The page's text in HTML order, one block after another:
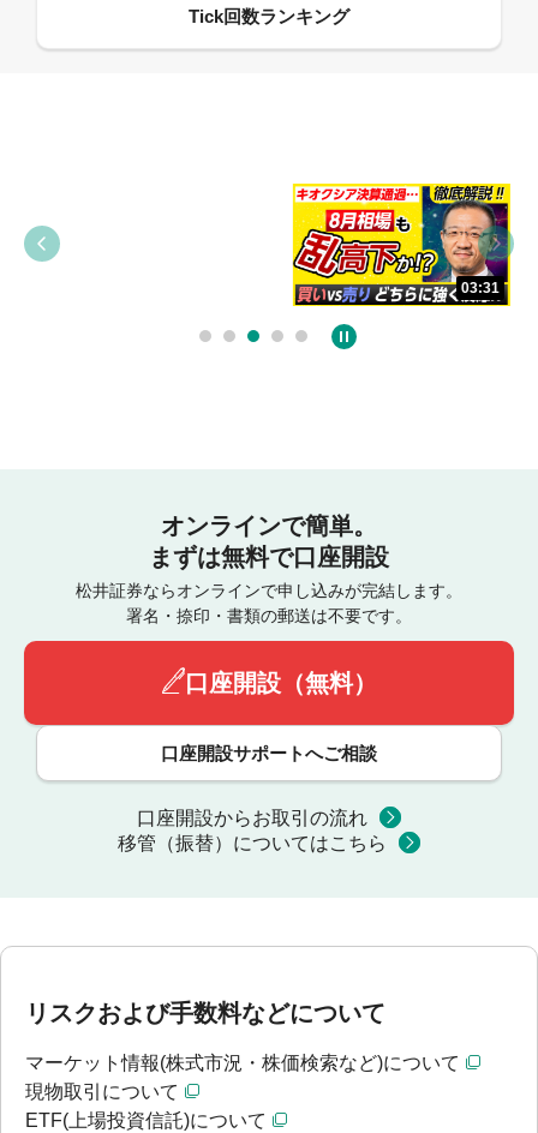
03:31
オンラインで簡単。
まずは無料で口座開設
松井証券ならオンラインで申し込みが完結します。
署名・捺印・書類の郵送は不要です。
口座開設（無料）
口座開設サポートへご相談
口座開設からお取引の流れ
移管（振替）についてはこちら
リスクおよび手数料などについて
マーケット情報(株式市況・株価検索など)について
現物取引について
ETF(上場投資信託)について